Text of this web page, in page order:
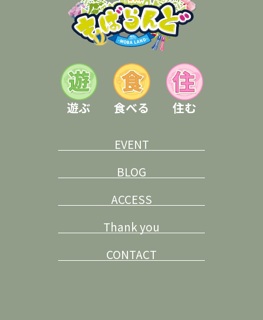
遊ぶ 食べる 住む
EVENT
BLOG
ACCESS
Thank you
CONTACT